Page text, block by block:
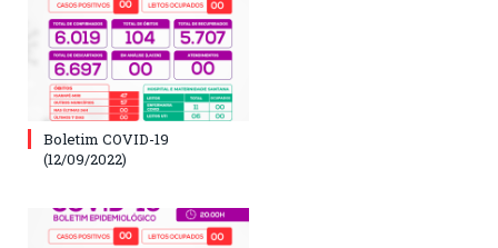
Boletim COVID-19
(12/09/2022)